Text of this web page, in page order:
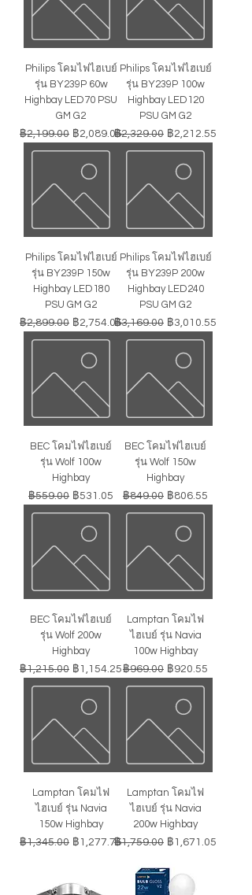
Philips โคมไฟไฮเบย์
รุ่น BY239P 60w
Highbay LED70 PSU
GM G2
ราคาปกติ
฿2,199.00 ราคาขายลด
฿2,089.05
Philips โคมไฟไฮเบย์
รุ่น BY239P 100w
Highbay LED120
PSU GM G2
ราคาปกติ
฿2,329.00 ราคาขายลด
฿2,212.55
Philips โคมไฟไฮเบย์
รุ่น BY239P 150w
Highbay LED180
PSU GM G2
ราคาปกติ
฿2,899.00 ราคาขายลด
฿2,754.05
Philips โคมไฟไฮเบย์
รุ่น BY239P 200w
Highbay LED240
PSU GM G2
ราคาปกติ
฿3,169.00 ราคาขายลด
฿3,010.55
BEC โคมไฟไฮเบย์
รุ่น Wolf 100w
Highbay
ราคาปกติ
฿559.00 ราคาขายลด
฿531.05
BEC โคมไฟไฮเบย์
รุ่น Wolf 150w
Highbay
ราคาปกติ
฿849.00 ราคาขายลด
฿806.55
BEC โคมไฟไฮเบย์
รุ่น Wolf 200w
Highbay
ราคาปกติ
฿1,215.00 ราคาขายลด
฿1,154.25
Lamptan โคมไฟ
ไฮเบย์ รุ่น Navia
100w Highbay
ราคาปกติ
฿969.00 ราคาขายลด
฿920.55
Lamptan โคมไฟ
ไฮเบย์ รุ่น Navia
150w Highbay
ราคาปกติ
฿1,345.00 ราคาขายลด
฿1,277.75
Lamptan โคมไฟ
ไฮเบย์ รุ่น Navia
200w Highbay
ราคาปกติ
฿1,759.00 ราคาขายลด
฿1,671.05